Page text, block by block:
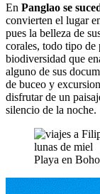
En Panglao se
convierten el lugar
pues la belleza de
corales, todo tipo de
biodiversidad que
alguno de sus
de buceo y
disfrutar de un
silencio de la noche.
Playa en